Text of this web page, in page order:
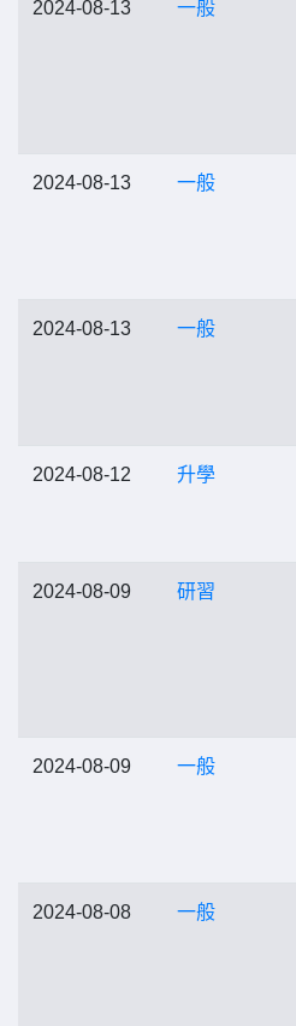
2024-08-13 一般
2024-08-13 一般
2024-08-13 一般
2024-08-12 升學
2024-08-09 研習
2024-08-09 一般
2024-08-08 一般